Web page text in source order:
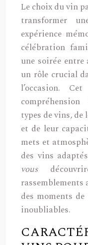
Le choix du vin
transformer
expérience
célébration
une soirée
un rôle crucial
l’occasion.
types de vins,
et de leur
mets et
des vins
vous
rassemblements
des moments
inoubliables.